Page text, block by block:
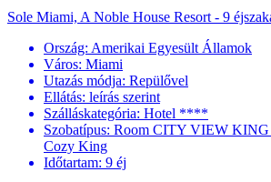
Sole Miami, A Noble House Resort - 9
Ország: Amerikai Egyesült Államok
Város: Miami
Utazás módja: Repülővel
Ellátás: leírás szerint
Szálláskategória: Hotel ****
Szobatípus: Room CITY VIEW
Cozy King
Időtartam: 9 éj